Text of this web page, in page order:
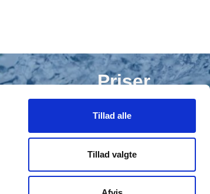
Tillad alle
Tillad valgte
Priser
Du finder vores aktuelle takstblad her